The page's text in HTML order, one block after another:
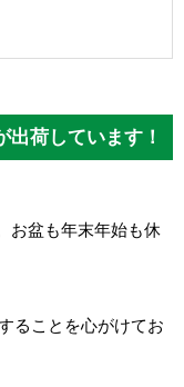
荷しています！
ることを心がけてお